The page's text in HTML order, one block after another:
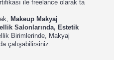
ile freelance olarak ta
Makeup Makyaj
Salonlarında, Estetik
Birimlerinde, Makyaj
çalışabilirsiniz.